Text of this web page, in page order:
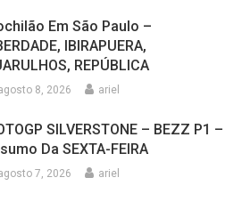
Em São Paulo –
IBIRAPUERA,
REPÚBLICA
8, 2026 ariel
SILVERSTONE – BEZZ P1 –
Da SEXTA-FEIRA
7, 2026 ariel